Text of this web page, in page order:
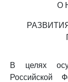
О
В целях
Российской